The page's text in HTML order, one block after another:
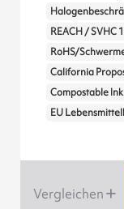
REACH / SVHC
RoHS/
California
Compostable
EU
Vergleichen